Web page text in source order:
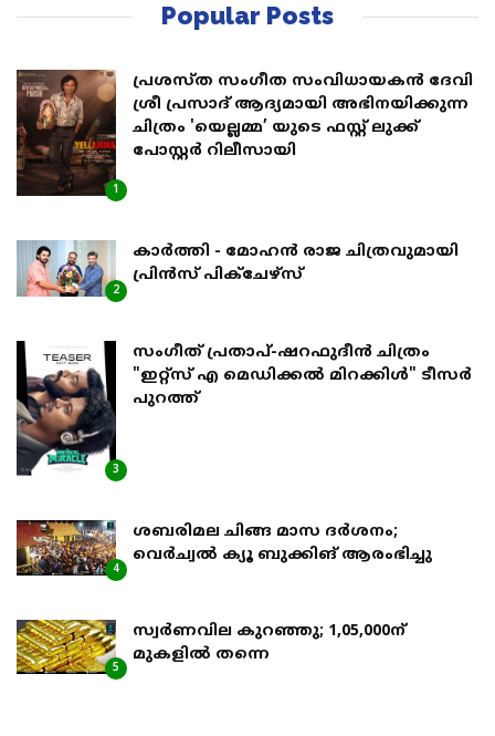
Popular Posts
1
പ്രശസ്ത സംഗീത സംവിധായകൻ ദേവി
ശ്രീ പ്രസാദ് ആദ്യമായി അഭിനയിക്കുന്ന
ചിത്രം 'യെല്ലമ്മ’ യുടെ ഫസ്റ്റ് ലുക്ക്
പോസ്റ്റർ റിലീസായി
2
കാർത്തി - മോഹൻ രാജ ചിത്രവുമായി
പ്രിൻസ് പിക്ചേഴ്സ്
3
സംഗീത് പ്രതാപ്-ഷറഫുദീൻ ചിത്രം
"ഇറ്റ്സ് എ മെഡിക്കൽ മിറക്കിൾ" ടീസർ
പുറത്ത്
4
ശബരിമല ചിങ്ങ മാസ ദര്‍ശനം;
വെര്‍ച്വല്‍ ക്യൂ ബുക്കിങ് ആരംഭിച്ചു
5
സ്വര്‍ണവില കുറഞ്ഞു; 1,05,000ന്
മുകളില്‍ തന്നെ